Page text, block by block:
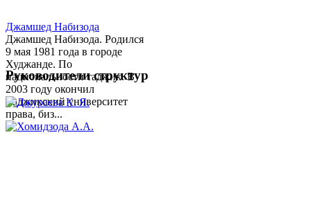
Джамшед Набизода
Джамшед Набизода. Родился
9 мая 1981 года в городе
Худжанде. По
национальности таджик. В
2003 году окончил
Таджикский университет
права, биз...
Руководители структур